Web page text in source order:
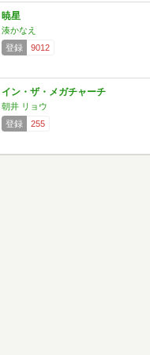
暁星
湊かなえ
登録
9012
イン・ザ・メガチャーチ
朝井 リョウ
登録
255